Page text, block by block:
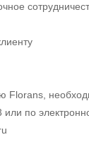
Florans,
по